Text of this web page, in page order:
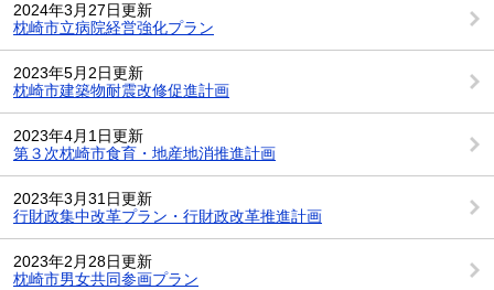
2024年3月27日更新
枕崎市立病院経営強化プラン
2023年5月2日更新
枕崎市建築物耐震改修促進計画
2023年4月1日更新
第３次枕崎市食育・地産地消推進計画
2023年3月31日更新
行財政集中改革プラン・行財政改革推進計画
2023年2月28日更新
枕崎市男女共同参画プラン